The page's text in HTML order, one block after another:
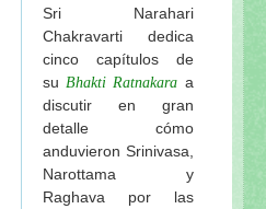
Sri Narahari
Chakravarti dedica
cinco capítulos de
su Bhakti Ratnakara a
discutir en gran
detalle cómo
anduvieron Srinivasa,
Narottama y
Raghava por las